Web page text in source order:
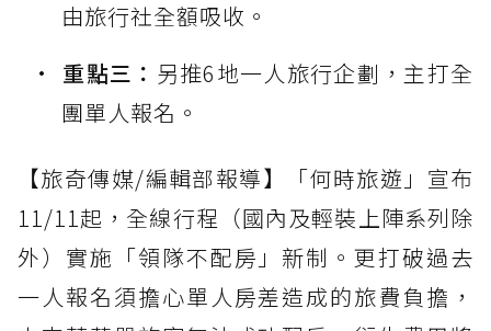
由旅行社全額吸收。
重點三： 另推6地一人旅行企劃，主打全
團單人報名。
【旅奇傳媒/編輯部報導】「何時旅遊」宣布
11/11起，全線行程（國內及輕裝上陣系列除
外）實施「領隊不配房」新制。更打破過去
一人報名須擔心單人房差造成的旅費負擔，